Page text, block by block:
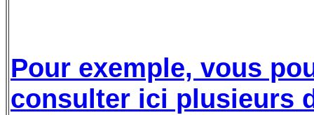
Pour exemple, vous
consulter ici plusieurs